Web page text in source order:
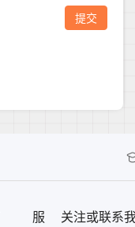
服
关注或联系